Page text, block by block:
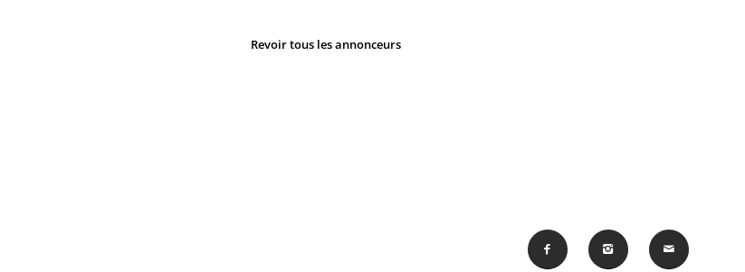
Revoir tous les annonceurs